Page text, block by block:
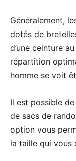
Généralement,
dotés de
d’une ceinture
répartition
homme se voit
Il est possible
de sacs de
option vous
la taille qui vous